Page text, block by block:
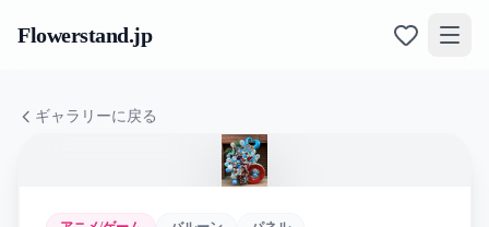
Flowerstand.jp
ギャラリーに戻る